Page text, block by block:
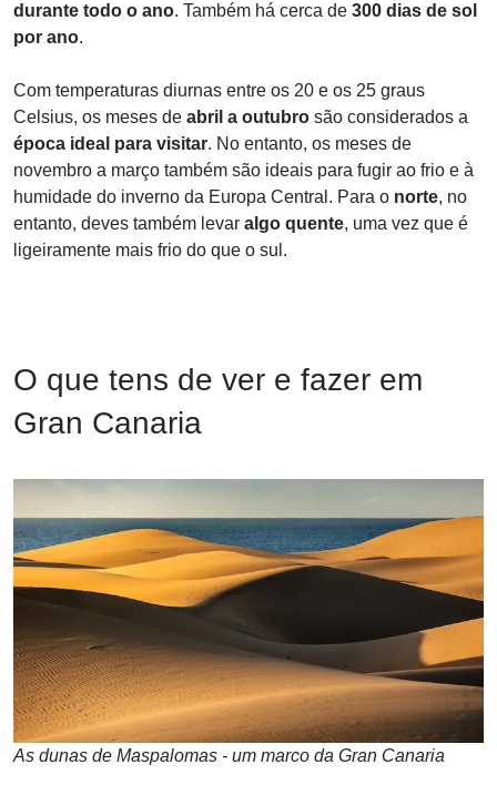
durante todo o ano. Também há cerca de 300 dias de sol
por ano.
Com temperaturas diurnas entre os 20 e os 25 graus
Celsius, os meses de abril a outubro são considerados a
época ideal para visitar. No entanto, os meses de
novembro a março também são ideais para fugir ao frio e à
humidade do inverno da Europa Central. Para o norte, no
entanto, deves também levar algo quente, uma vez que é
ligeiramente mais frio do que o sul.
O que tens de ver e fazer em
Gran Canaria
As dunas de Maspalomas - um marco da Gran Canaria